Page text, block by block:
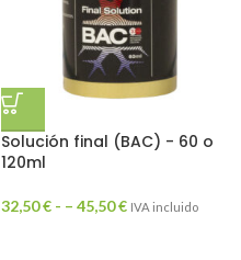
Solución final (BAC) - 60 o
120ml
32,50€ - – 45,50€ IVA incluido